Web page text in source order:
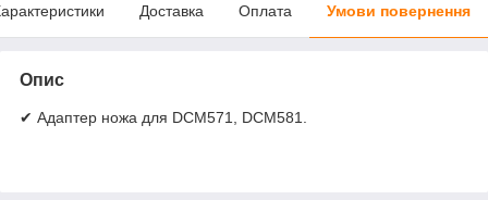
Доставка Оплата Умови повернення
Опис
✔ Адаптер ножа для DCM571, DCM581.